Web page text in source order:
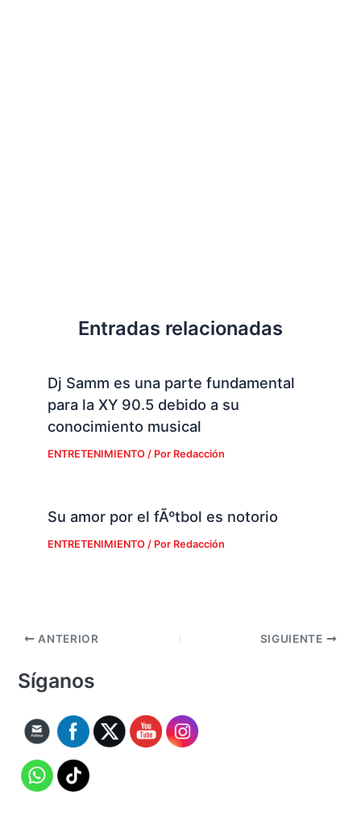
Entradas relacionadas
Dj Samm es una parte fundamental
para la XY 90.5 debido a su
conocimiento musical
ENTRETENIMIENTO/ Por Redacción
Su amor por el fÃºtbol es notorio
ENTRETENIMIENTO/ Por Redacción
ANTERIOR SIGUIENTE
Síganos